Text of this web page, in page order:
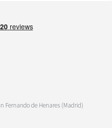
Fernando de Henares (Madrid)